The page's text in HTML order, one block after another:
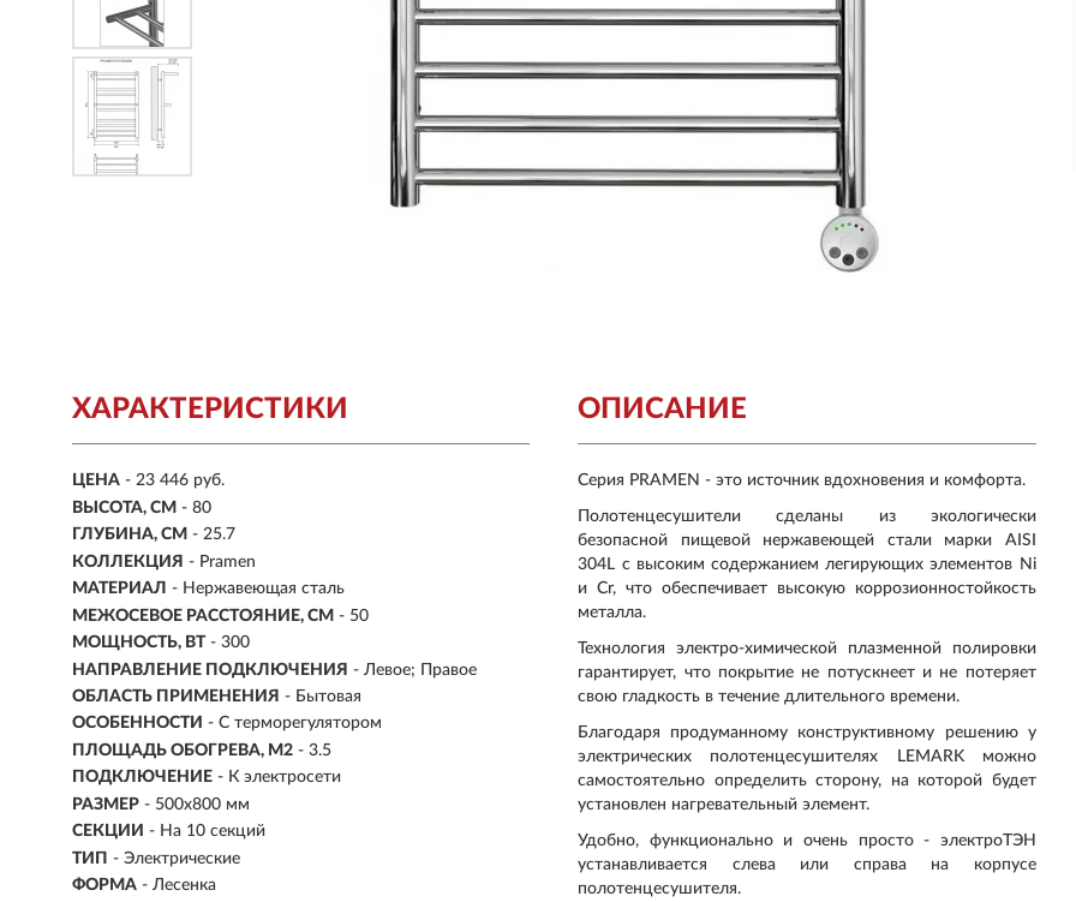
ХАРАКТЕРИСТИКИ
ЦЕНА - 23 446 руб.
ВЫСОТА, СМ - 80
ГЛУБИНА, СМ - 25.7
КОЛЛЕКЦИЯ - Pramen
МАТЕРИАЛ - Нержавеющая сталь
МЕЖОСЕВОЕ РАССТОЯНИЕ, СМ - 50
МОЩНОСТЬ, ВТ - 300
НАПРАВЛЕНИЕ ПОДКЛЮЧЕНИЯ - Левое; Правое
ОБЛАСТЬ ПРИМЕНЕНИЯ - Бытовая
ОСОБЕННОСТИ - С терморегулятором
ПЛОЩАДЬ ОБОГРЕВА, М2 - 3.5
ПОДКЛЮЧЕНИЕ - К электросети
РАЗМЕР - 500х800 мм
СЕКЦИИ - На 10 секций
ТИП - Электрические
ФОРМА - Лесенка
ОПИСАНИЕ
Серия PRAMEN - это источник вдохновения и комфорта.
Полотенцесушители сделаны из экологически
безопасной пищевой нержавеющей стали марки AISI
304L с высоким содержанием легирующих элементов Ni
и Cr, что обеспечивает высокую коррозионностойкость
металла.
Технология электро-химической плазменной полировки
гарантирует, что покрытие не потускнеет и не потеряет
свою гладкость в течение длительного времени.
Благодаря продуманному конструктивному решению у
электрических полотенцесушителях LEMARK можно
самостоятельно определить сторону, на которой будет
установлен нагревательный элемент.
Удобно, функционально и очень просто - электроТЭН
устанавливается слева или справа на корпусе
полотенцесушителя.